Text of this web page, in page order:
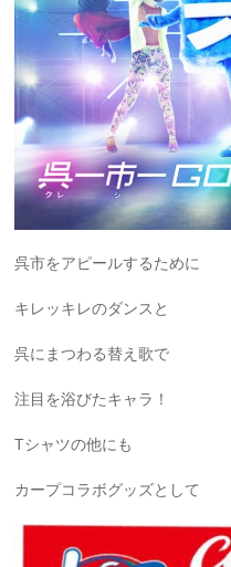
呉市をアピールするために
キレッキレのダンスと
呉にまつわる替え歌で
注目を浴びたキャラ！
Tシャツの他にも
カープコラボグッズとして